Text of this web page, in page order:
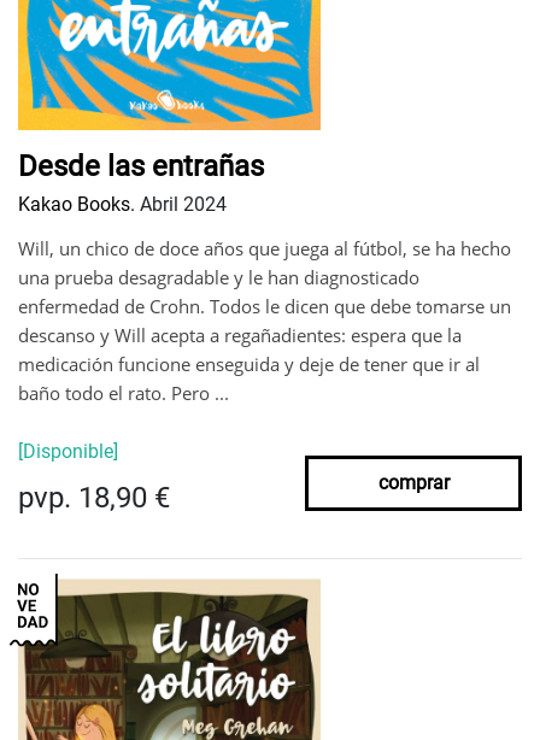
Desde las entrañas
Kakao Books. Abril 2024
Will, un chico de doce años que juega al fútbol, se ha hecho
una prueba desagradable y le han diagnosticado
enfermedad de Crohn. Todos le dicen que debe tomarse un
descanso y Will acepta a regañadientes: espera que la
medicación funcione enseguida y deje de tener que ir al
baño todo el rato. Pero ...
[Disponible]
pvp. 18,90 € comprar